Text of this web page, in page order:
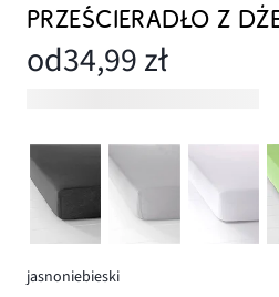
PRZEŚCIERADŁO Z
od34,99 zł
jasnoniebieski